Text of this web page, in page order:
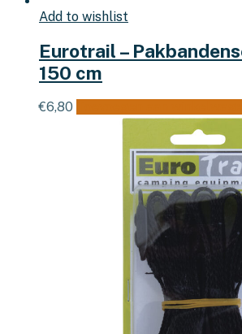
Add to wishlist
Eurotrail –
150 cm
€6,80